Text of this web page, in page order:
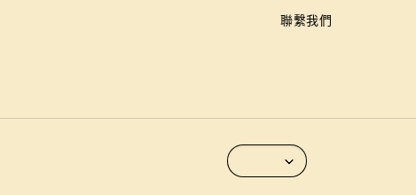
聯繫我們